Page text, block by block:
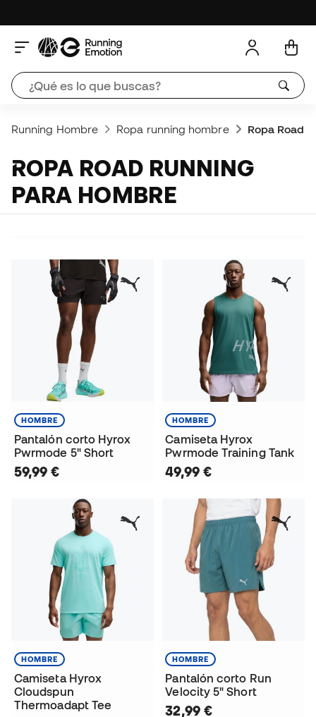
Running Hombre Ropa running hombre Ropa Road
ROPA ROAD RUNNING
PARA HOMBRE
HOMBRE
Pantalón corto Hyrox
Pwrmode 5" Short
59,99 €
HOMBRE
Camiseta Hyrox
Pwrmode Training Tank
49,99 €
HOMBRE
Camiseta Hyrox
Cloudspun
Thermoadapt Tee
HOMBRE
Pantalón corto Run
Velocity 5" Short
32,99 €